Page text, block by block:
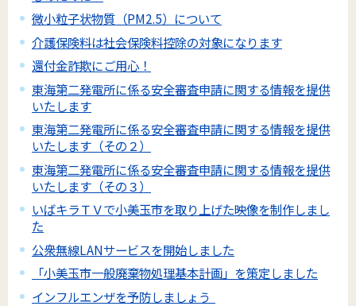
微小粒子状物質（PM2.5）について
介護保険料は社会保険料控除の対象になります
還付金詐欺にご用心！
東海第二発電所に係る安全審査申請に関する情報を提供
いたします
東海第二発電所に係る安全審査申請に関する情報を提供
いたします（その２）
東海第二発電所に係る安全審査申請に関する情報を提供
いたします（その３）
いばキラＴＶで小美玉市を取り上げた映像を制作しまし
た
公衆無線LANサービスを開始しました
「小美玉市一般廃棄物処理基本計画」を策定しました
インフルエンザを予防しましょう